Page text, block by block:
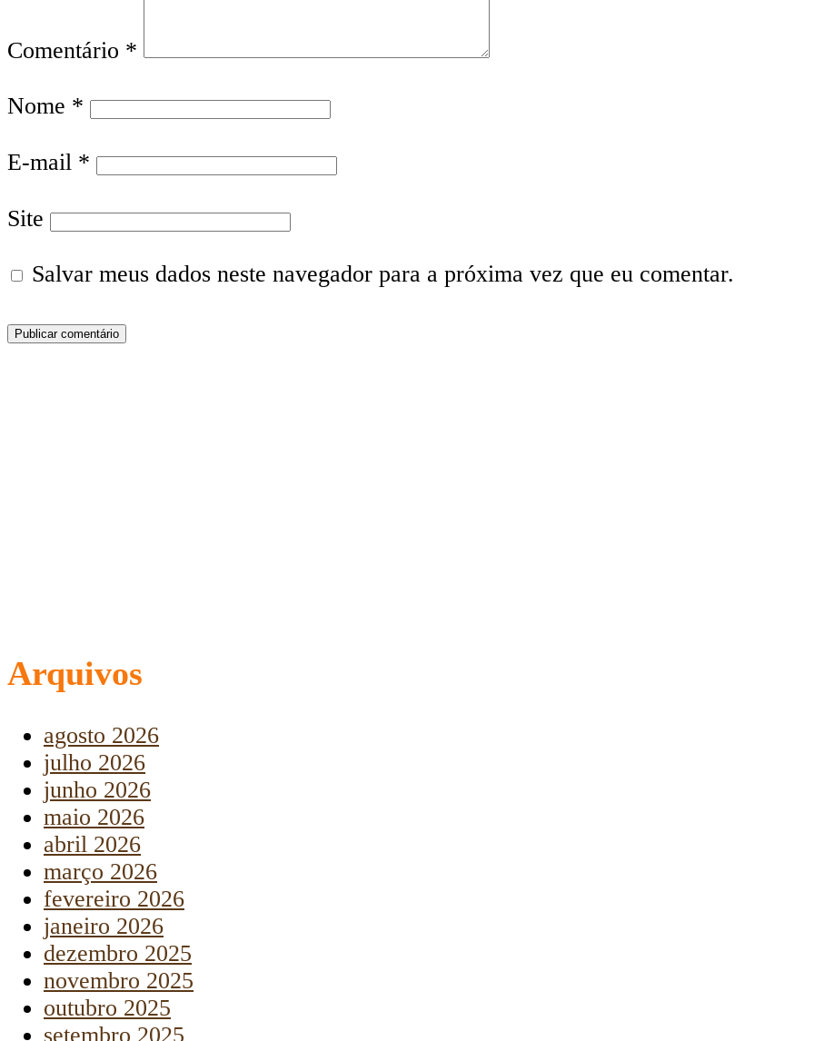
Comentário *
Nome *
E-mail *
Site
Salvar meus dados neste navegador para a próxima vez que eu comentar.
Arquivos
agosto 2026
julho 2026
junho 2026
maio 2026
abril 2026
março 2026
fevereiro 2026
janeiro 2026
dezembro 2025
novembro 2025
outubro 2025
setembro 2025